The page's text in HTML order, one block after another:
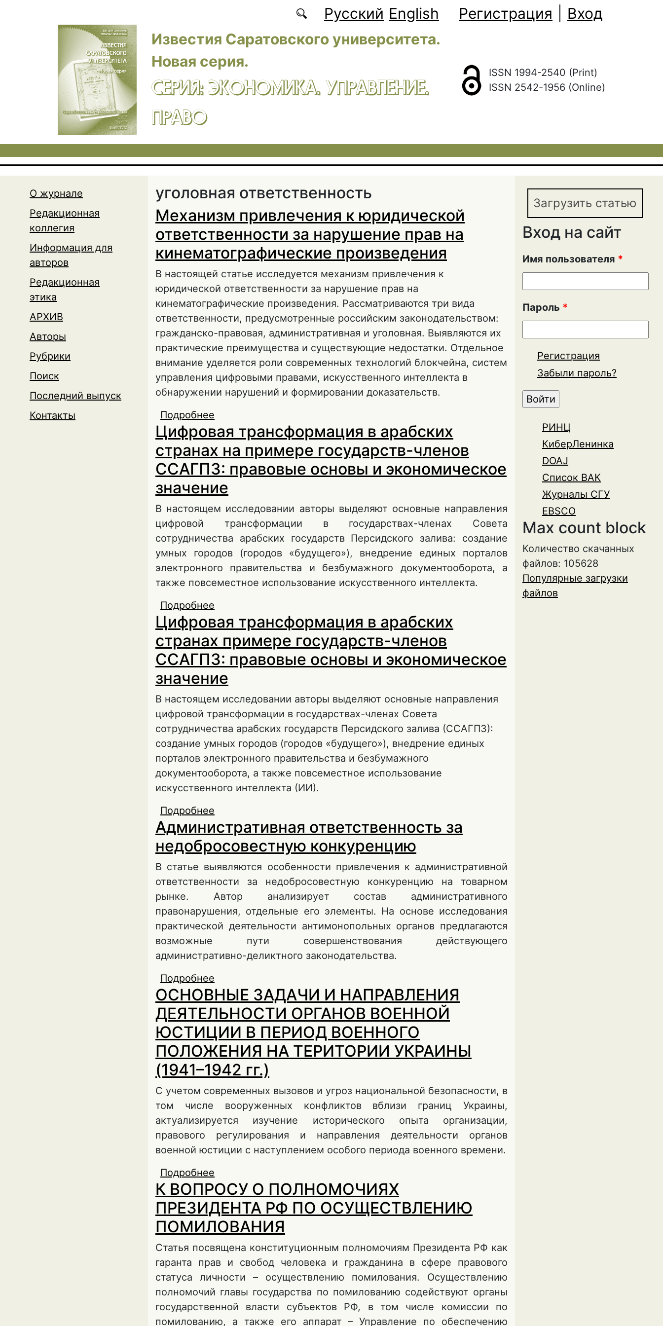
Русский English Регистрация
Вход
Известия Саратовского университета.
Новая серия.
СЕРИЯ: ЭКОНОМИКА. УПРАВЛЕНИЕ.
ПРАВО
ISSN 1994-2540 (Print)
ISSN 2542-1956 (Online)
О журнале
Редакционная
коллегия
Информация для
авторов
Редакционная
этика
АРХИВ
Авторы
Рубрики
Поиск
Последний выпуск
Контакты
уголовная ответственность
Механизм привлечения к юридической
ответственности за нарушение прав на
кинематографические произведения
В настоящей статье исследуется механизм привлечения к
юридической ответственности за нарушение прав на
кинематографические произведения. Рассматриваются три вида
ответственности, предусмотренные российским законодательством:
гражданско-правовая, административная и уголовная. Выявляются их
практические преимущества и существующие недостатки. Отдельное
внимание уделяется роли современных технологий блокчейна, систем
управления цифровыми правами, искусственного интеллекта в
обнаружении нарушений и формировании доказательств.
Подробнее
за нарушение прав на кинематографические произведения
Цифровая трансформация в арабских
странах на примере государств-членов
ССАГПЗ: правовые основы и экономическое
значение
В настоящем исследовании авторы выделяют основные направления
цифровой трансформации в государствах-членах Совета
сотрудничества арабских государств Персидского залива: создание
умных городов (городов «будущего»), внедрение единых порталов
электронного правительства и безбумажного документооборота, а
также повсеместное использование искусственного интеллекта.
Подробнее
государств-членов ССАГПЗ: правовые основы и
экономическое значение
Цифровая трансформация в арабских
странах примере государств-членов
ССАГПЗ: правовые основы и экономическое
значение
В настоящем исследовании авторы выделяют основные направления
цифровой трансформации в государствах-членах Совета
сотрудничества арабских государств Персидского залива (ССАГПЗ):
создание умных городов (городов «будущего»), внедрение единых
порталов электронного правительства и безбумажного
документооборота, а также повсеместное использование
искусственного интеллекта (ИИ).
Подробнее
государств-членов ССАГПЗ: правовые основы и
экономическое значение
Административная ответственность за
недобросовестную конкуренцию
В статье выявляются особенности привлечения к административной
ответственности за недобросовестную конкуренцию на товарном
рынке. Автор анализирует состав административного
правонарушения, отдельные его элементы. На основе исследования
практической деятельности антимонопольных органов предлагаются
возможные пути совершенствования действующего
административно-деликтного законодательства.
Подробнее
конкуренцию
ОСНОВНЫЕ ЗАДАЧИ И НАПРАВЛЕНИЯ
ДЕЯТЕЛЬНОСТИ ОРГАНОВ ВОЕННОЙ
ЮСТИЦИИ В ПЕРИОД ВОЕННОГО
ПОЛОЖЕНИЯ НА ТЕРИТОРИИ УКРАИНЫ
(1941–1942 гг.)
С учетом современных вызовов и угроз национальной безопасности, в
том числе вооруженных конфликтов вблизи границ Украины,
актуализируется изучение исторического опыта организации,
правового регулирования и направления деятельности органов
военной юстиции с наступлением особого периода военного времени.
Подробнее
ОРГАНОВ ВОЕННОЙ ЮСТИЦИИ В ПЕРИОД ВОЕННОГО
ПОЛОЖЕНИЯ НА ТЕРИТОРИИ УКРАИНЫ (1941–1942 гг.)
К ВОПРОСУ О ПОЛНОМОЧИЯХ
ПРЕЗИДЕНТА РФ ПО ОСУЩЕСТВЛЕНИЮ
ПОМИЛОВАНИЯ
Статья посвящена конституционным полномочиям Президента РФ как
гаранта прав и свобод человека и гражданина в сфере правового
статуса личности – осуществлению помилования. Осуществлению
полномочий главы государства по помилованию содействуют органы
государственной власти субъектов РФ, в том числе комиссии по
помилованию, а также его аппарат – Управление по обеспечению
Загрузить статью
Вход на сайт
Имя пользователя *
Пароль *
Регистрация
Забыли пароль?
РИНЦ
КиберЛенинка
DOAJ
Список ВАК
Журналы СГУ
EBSCO
Max count block
Количество скачанных
файлов: 105628
Популярные загрузки
файлов